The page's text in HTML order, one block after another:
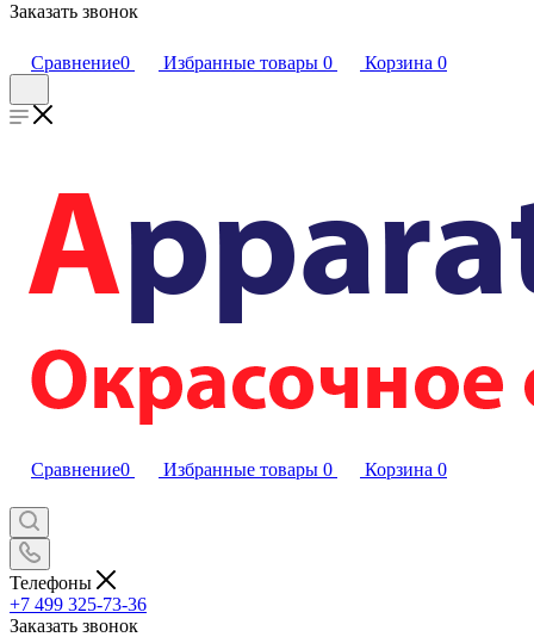
Заказать звонок
Сравнение0 Избранные товары 0 Корзина 0
Сравнение0 Избранные товары 0 Корзина 0
Телефоны
+7 499 325-73-36
Заказать звонок